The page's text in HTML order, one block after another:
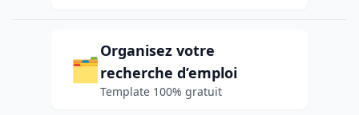
🗂️
Organisez votre
recherche d’emploi
Template 100% gratuit